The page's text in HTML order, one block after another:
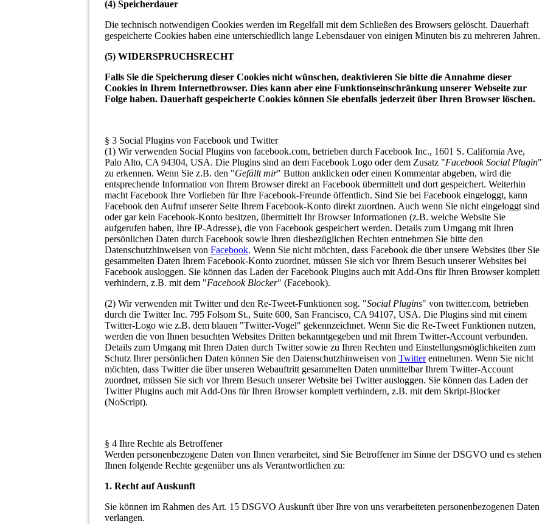
(4) Speicherdauer
Die technisch notwendigen Cookies werden im Regelfall mit dem Schließen des Browsers gelöscht. Dauerhaft
gespeicherte Cookies haben eine unterschiedlich lange Lebensdauer von einigen Minuten bis zu mehreren Jahren.
(5) WIDERSPRUCHSRECHT
Falls Sie die Speicherung dieser Cookies nicht wünschen, deaktivieren Sie bitte die Annahme dieser
Cookies in Ihrem Internetbrowser. Dies kann aber eine Funktionseinschränkung unserer Webseite zur
Folge haben. Dauerhaft gespeicherte Cookies können Sie ebenfalls jederzeit über Ihren Browser löschen.
§ 3 Social Plugins von Facebook und Twitter
(1) Wir verwenden Social Plugins von facebook.com, betrieben durch Facebook Inc., 1601 S. California Ave,
Palo Alto, CA 94304, USA. Die Plugins sind an dem Facebook Logo oder dem Zusatz "Facebook Social Plugin"
zu erkennen. Wenn Sie z.B. den "Gefällt mir" Button anklicken oder einen Kommentar abgeben, wird die
entsprechende Information von Ihrem Browser direkt an Facebook übermittelt und dort gespeichert. Weiterhin
macht Facebook Ihre Vorlieben für Ihre Facebook-Freunde öffentlich. Sind Sie bei Facebook eingeloggt, kann
Facebook den Aufruf unserer Seite Ihrem Facebook-Konto direkt zuordnen. Auch wenn Sie nicht eingeloggt sind
oder gar kein Facebook-Konto besitzen, übermittelt Ihr Browser Informationen (z.B. welche Website Sie
aufgerufen haben, Ihre IP-Adresse), die von Facebook gespeichert werden. Details zum Umgang mit Ihren
persönlichen Daten durch Facebook sowie Ihren diesbezüglichen Rechten entnehmen Sie bitte den
Datenschutzhinweisen von Facebook. Wenn Sie nicht möchten, dass Facebook die über unsere Websites über Sie
gesammelten Daten Ihrem Facebook-Konto zuordnet, müssen Sie sich vor Ihrem Besuch unserer Websites bei
Facebook ausloggen. Sie können das Laden der Facebook Plugins auch mit Add-Ons für Ihren Browser komplett
verhindern, z.B. mit dem "Facebook Blocker" (Facebook).
(2) Wir verwenden mit Twitter und den Re-Tweet-Funktionen sog. "Social Plugins" von twitter.com, betrieben
durch die Twitter Inc. 795 Folsom St., Suite 600, San Francisco, CA 94107, USA. Die Plugins sind mit einem
Twitter-Logo wie z.B. dem blauen "Twitter-Vogel" gekennzeichnet. Wenn Sie die Re-Tweet Funktionen nutzen,
werden die von Ihnen besuchten Websites Dritten bekanntgegeben und mit Ihrem Twitter-Account verbunden.
Details zum Umgang mit Ihren Daten durch Twitter sowie zu Ihren Rechten und Einstellungsmöglichkeiten zum
Schutz Ihrer persönlichen Daten können Sie den Datenschutzhinweisen von Twitterentnehmen. Wenn Sie nicht
möchten, dass Twitter die über unseren Webauftritt gesammelten Daten unmittelbar Ihrem Twitter-Account
zuordnet, müssen Sie sich vor Ihrem Besuch unserer Website bei Twitter ausloggen. Sie können das Laden der
Twitter Plugins auch mit Add-Ons für Ihren Browser komplett verhindern, z.B. mit dem Skript-Blocker
(NoScript).
§ 4 Ihre Rechte als Betroffener
Werden personenbezogene Daten von Ihnen verarbeitet, sind Sie Betroffener im Sinne der DSGVO und es stehen
Ihnen folgende Rechte gegenüber uns als Verantwortlichen zu:
1. Recht auf Auskunft
Sie können im Rahmen des Art. 15 DSGVO Auskunft über Ihre von uns verarbeiteten personenbezogenen Daten
verlangen.